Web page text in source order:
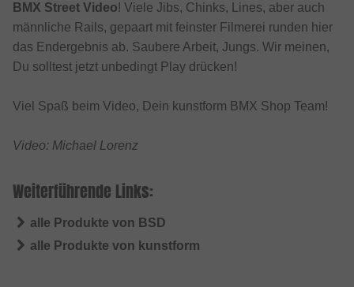
BMX Street Video! Viele Jibs, Chinks, Lines, aber auch
männliche Rails, gepaart mit feinster Filmerei runden hier
das Endergebnis ab. Saubere Arbeit, Jungs. Wir meinen,
Du solltest jetzt unbedingt Play drücken!
Viel Spaß beim Video, Dein kunstform BMX Shop Team!
Video: Michael Lorenz
Weiterführende Links:
alle Produkte von BSD
alle Produkte von kunstform